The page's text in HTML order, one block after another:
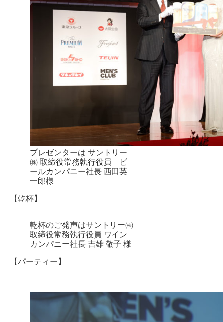
プレゼンターは サントリー
㈱ 取締役常務執行役員 ビ
ールカンパニー社長 西田英
一郎様
【乾杯】
乾杯のご発声はサントリー㈱
取締役常務執行役員 ワイン
カンパニー社長 吉雄 敬子 様
【パーティー】